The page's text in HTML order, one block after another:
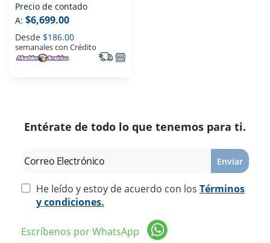
Precio de contado
A: $6,699.00
Desde $186.00
semanales con Crédito
Entérate de todo lo que tenemos para ti.
Enviar
He leído y estoy de acuerdo con los Términos
y condiciones.
Escríbenos por WhatsApp